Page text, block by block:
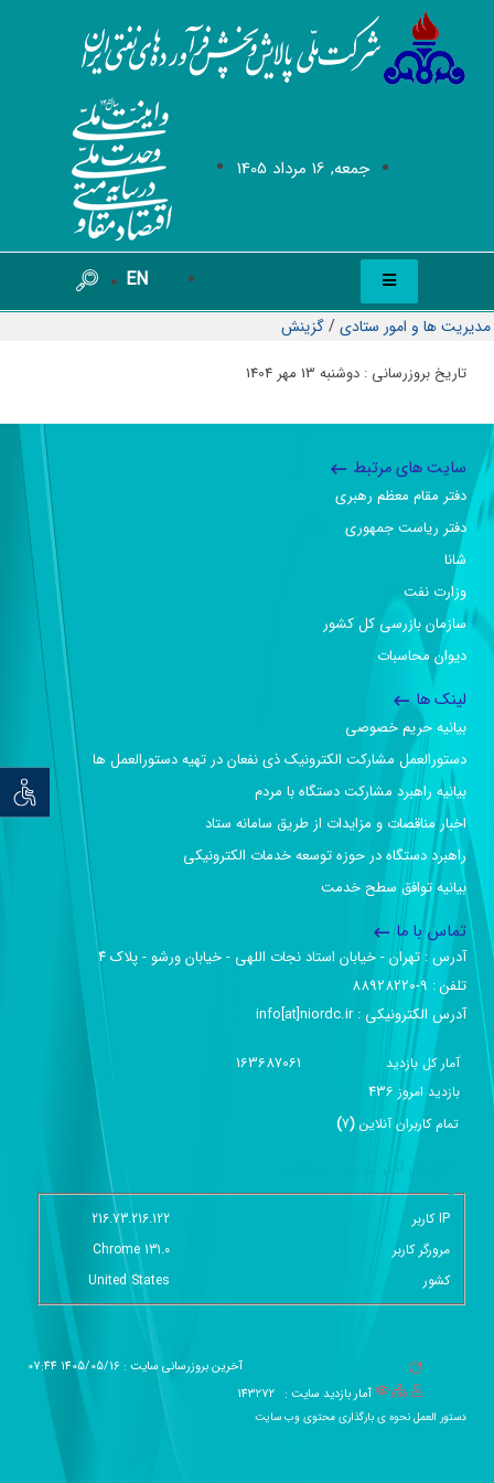
جمعه, 16 مرداد 1405
EN
توان
مدیریت ها و امور ستادی/گزینش
تاریخ بروزرسانی : دوشنبه 13 مهر 1404
سایت های مرتبط
دفتر مقام معظم رهبری
دفتر ریاست جمهوری
شانا
وزارت نفت
سازمان بازرسی کل کشور
دیوان محاسبات
لینک ها
بیانیه حریم خصوصی
دستورالعمل مشارکت الکترونیک ذی نفعان در تهیه دستورالعمل ها
بیانیه راهبرد مشارکت دستگاه با مردم
اخبار مناقصات و مزایدات از طریق سامانه ستاد
راهبرد دستگاه در حوزه توسعه خدمات الکترونیکی
بیانیه توافق سطح خدمت
تماس با ما
آدرس :‌ تهران - خیابان استاد نجات اللهی - خیابان ورشو - پلاک ۴
تلفن :‌ 9-88928220
آدرس الکترونیکی :‌ info[at]niordc.ir
آمار کل بازدید 163687061
بازديد امروز 436
تمام کاربران آنلاين (
7
)
IP کاربر
216.73.216.122
مرورگر کاربر
Chrome 131.0
کشور
United States
آخرین بروزرسانی سایت : 1405/05/16 07:44
آمار بازدید سایت : 143272
دستور العمل نحوه ی بارگذاری محتوی وب سایت